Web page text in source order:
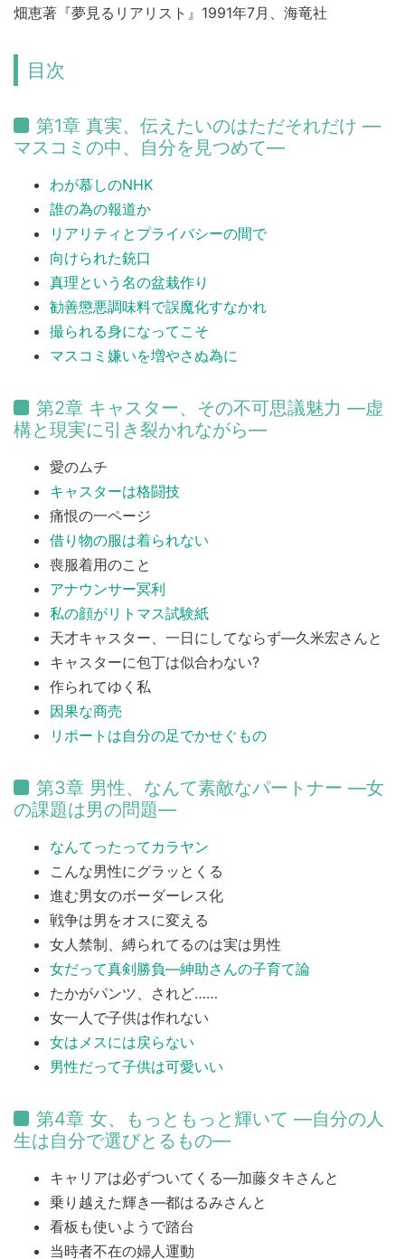
畑恵著『夢見るリアリスト』1991年7月、海竜社
目次
第1章 真実、伝えたいのはただそれだけ ―
マスコミの中、自分を見つめて―
わが慕しのNHK
誰の為の報道か
リアリティとプライバシーの間で
向けられた銃口
真理という名の盆栽作り
勧善懲悪調味料で誤魔化すなかれ
撮られる身になってこそ
マスコミ嫌いを増やさぬ為に
第2章 キャスター、その不可思議魅力 ―虚
構と現実に引き裂かれながら―
愛のムチ
キャスターは格闘技
痛恨の一ページ
借り物の服は着られない
喪服着用のこと
アナウンサー冥利
私の顔がリトマス試験紙
天才キャスター、一日にしてならず―久米宏さんと
キャスターに包丁は似合わない?
作られてゆく私
因果な商売
リポートは自分の足でかせぐもの
第3章 男性、なんて素敵なパートナー ―女
の課題は男の問題―
なんてったってカラヤン
こんな男性にグラッとくる
進む男女のボーダーレス化
戦争は男をオスに変える
女人禁制、縛られてるのは実は男性
女だって真剣勝負―紳助さんの子育て論
たかがパンツ、されど……
女一人で子供は作れない
女はメスには戻らない
男性だって子供は可愛いい
第4章 女、もっともっと輝いて ―自分の人
生は自分で選びとるもの―
キャリアは必ずついてくる―加藤タキさんと
乗り越えた輝き―都はるみさんと
看板も使いようで踏台
当時者不在の婦人運動